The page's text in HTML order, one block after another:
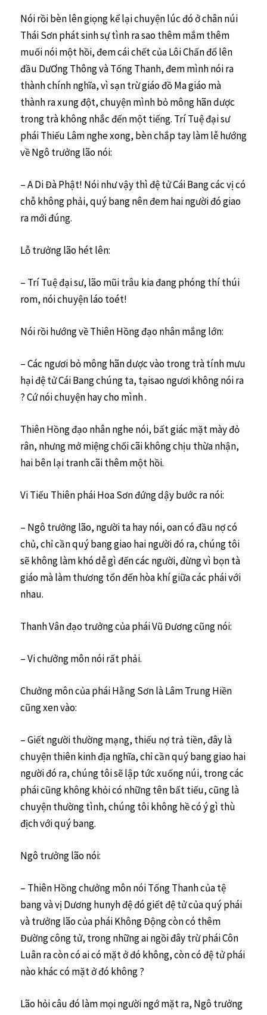
Nói rồi bèn lên giọng kể lại chuyện lúc đó ở chân núi
Thái Sơn phát sinh sự tình ra sao thêm mắm thêm
muối nói một hồi, đem cái chết của Lôi Chấn đổ lên
đầu DưƠng Thông và Tống Thanh, đem mình nói ra
thành chính nghĩa, vì sạn trừ giáo đồ Ma giáo mà
thành ra xung đột, chuyện mình bỏ mông hãn dược
trong trà không nhắc đến một tiếng. Trí Tuệ đại sư
phái Thiếu Lâm nghe xong, bèn chắp tay làm lễ hướng
về Ngô trưởng lão nói:
– A Di Đà Phật! Nói như vậy thì đệ tử Cái Bang các vị có
chỗ không phải, quý bang nên đem hai người đó giao
ra mới đúng.
Lỗ trưởng lão hét lên:
– Trí Tuệ đại sư, lão mũi trâu kia đang phóng thí thúi
rom, nói chuyện láo toét!
Nói rồi hướng về Thiên Hồng đạo nhân mắng lớn:
– Các ngươi bỏ mông hãn dược vào trong trà tính mưu
hại đệ tử Cái Bang chúng ta, tạisao ngươi không nói ra
? Cứ nói chuyện hay cho mình .
Thiên Hồng đạo nhân nghe nói, bất giác mặt mày đỏ
rân, nhưng mở miệng chối cãi không chịu thừa nhận,
hai bên lại tranh cãi thêm một hồi.
Vi Tiếu Thiên phái Hoa Sơn đứng dậy bước ra nói:
– Ngô trưởng lão, người ta hay nói, oan có đầu nợ có
chủ, chỉ cần quý bang giao hai người đó ra, chúng tôi
sẽ không làm khó dễ gì đến các người, đừng vì bọn tà
giáo mà làm thương tổn đến hòa khí giữa các phái với
nhau.
Thanh Vân đạo trưởng của phái Vũ Đương cũng nói:
– Vi chưởng môn nói rất phải.
Chưởng môn của phái Hằng Sơn là Lâm Trung Hiền
cũng xen vào:
– Giết người thường mạng, thiếu nợ trả tiền, đây là
chuyện thiên kinh địa nghĩa, chỉ cần quý bang giao hai
người đó ra, chúng tôi sẽ lập tức xuống núi, trong các
phái cũng không khỏi có những tên bất tiếu, cũng là
chuyện thường tình, chúng tôi không hề có ý gì thù
địch với quý bang.
Ngô trưởng lão nói:
– Thiên Hồng chưởng môn nói Tống Thanh của tệ
bang và vị Dương hunyh đệ đó giết đệ tử của quý phái
và trưởng lão của phái Không Động còn có thêm
Đường công tử, trong những ai ngồi đây trừ phái Côn
Luân ra còn có ai có mặt ở đó không, còn có đệ tử phái
nào khác có mặt ở đó không ?
Lão hỏi câu đó làm mọi người ngớ mặt ra, Ngô trưởng